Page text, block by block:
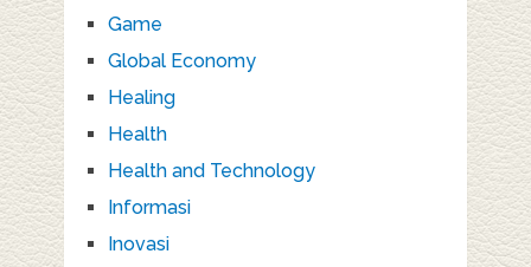
Game
Global Economy
Healing
Health
Health and Technology
Informasi
Inovasi